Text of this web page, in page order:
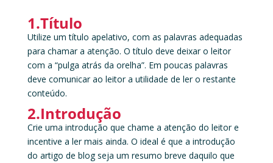
1.Título
Utilize um título apelativo, com as palavras adequadas
para chamar a atenção. O título deve deixar o leitor
com a “pulga atrás da orelha”. Em poucas palavras
deve comunicar ao leitor a utilidade de ler o restante
conteúdo.
2.Introdução
Crie uma introdução que chame a atenção do leitor e
incentive a ler mais ainda. O ideal é que a introdução
do artigo de blog seja um resumo breve daquilo que